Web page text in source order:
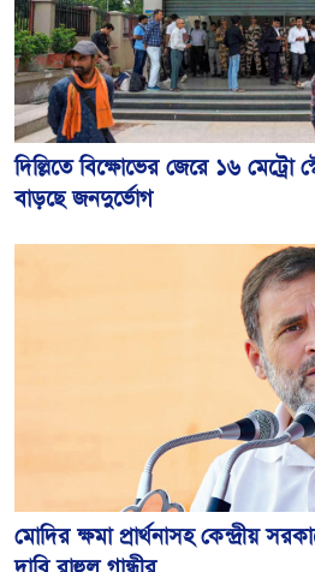
দিল্লিতে বিক্ষোভের জেরে ১৬ মেট্রো
বাড়ছে জনদুর্ভোগ
মোদির ক্ষমা প্রার্থনাসহ কেন্দ্রীয়